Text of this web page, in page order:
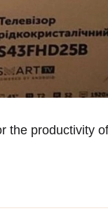
the productivity